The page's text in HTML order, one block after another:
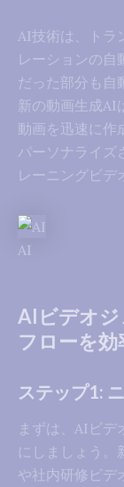
AI技術は、トラ
レーションの自
だった部分も自
新の動画生成AI
動画を迅速に作
パーソナライズ
レーニングビデ
AI
AIビデオジ
フローを
ステップ1:
まずは、AIビデ
にしましょう。
や社内研修ビデ